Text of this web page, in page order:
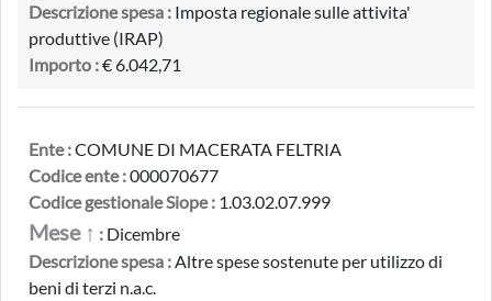
Descrizione spesa : Imposta regionale sulle attivita'
produttive (IRAP)
Importo :€ 6.042,71
Ente :COMUNE DI MACERATA FELTRIA
Codice ente :000070677
Codice gestionale Siope : 1.03.02.07.999
Mese ↑ : Dicembre
Descrizione spesa :Altre spese sostenute per utilizzo di
beni di terzi n.a.c.